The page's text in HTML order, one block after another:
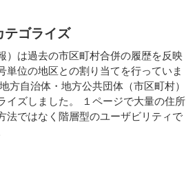
テゴライズ
）は過去の市区町村合併の履歴を反映
単位の地区との割り当てを行っていま
方自治体・地方公共団体（市区町村）
イズしました。 １ページで大量の住所
法ではなく階層型のユーザビリティで